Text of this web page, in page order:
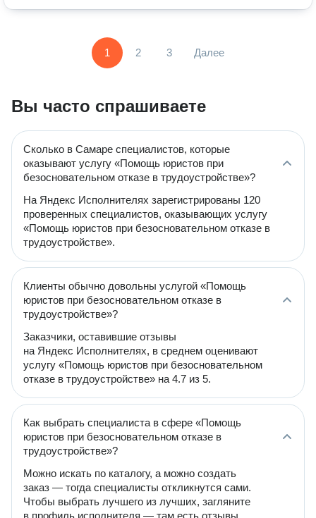
1 2 3 Далее
Вы часто спрашиваете
Сколько в Самаре специалистов, которые
оказывают услугу «Помощь юристов при
безосновательном отказе в трудоустройстве»?
На Яндекс Исполнителях зарегистрированы 120
проверенных специалистов, оказывающих услугу
«Помощь юристов при безосновательном отказе в
трудоустройстве».
Клиенты обычно довольны услугой «Помощь
юристов при безосновательном отказе в
трудоустройстве»?
Заказчики, оставившие отзывы
на Яндекс Исполнителях, в среднем оценивают
услугу «Помощь юристов при безосновательном
отказе в трудоустройстве» на 4.7 из 5.
Как выбрать специалиста в сфере «Помощь
юристов при безосновательном отказе в
трудоустройстве»?
Можно искать по каталогу, а можно создать
заказ — тогда специалисты откликнутся сами.
Чтобы выбрать лучшего из лучших, загляните
в профиль исполнителя — там есть отзывы